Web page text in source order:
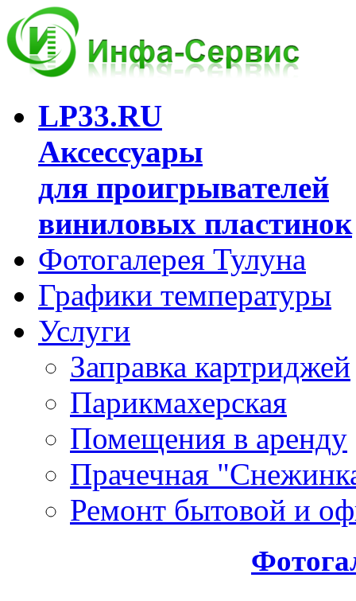
LP33.RU
Аксессуары
для проигрывателей
виниловых пластинок
Фотогалерея Тулуна
Графики температуры
Услуги
Заправка картриджей
Парикмахерская
Помещения в аренду
Прачечная
Ремонт бытовой и